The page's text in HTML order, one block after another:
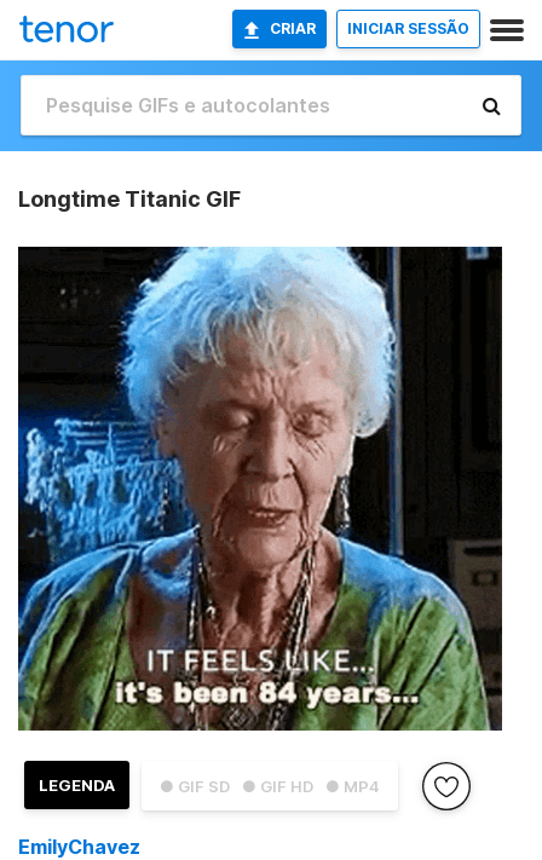
CRIAR INICIAR SESSÃO
Longtime Titanic GIF
● GIF SD ● GIF HD ● MP4
LEGENDA
EmilyChavez